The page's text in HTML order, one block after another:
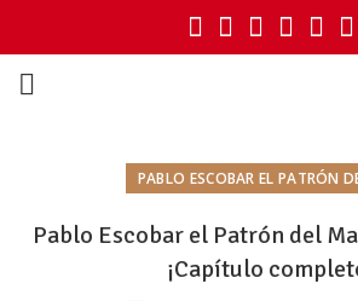
PABLO ESCOBAR EL PATRÓN
Pablo Escobar el Patrón del
¡Capítulo